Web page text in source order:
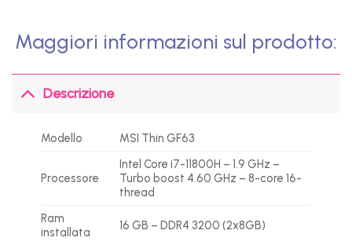
Maggiori informazioni sul prodotto:
Descrizione
Modello MSI Thin GF63
Processore
Intel Core i7-11800H – 1.9 GHz –
Turbo boost 4.60 GHz – 8-core 16-
thread
Ram
installata
16 GB – DDR4 3200 (2x8GB)